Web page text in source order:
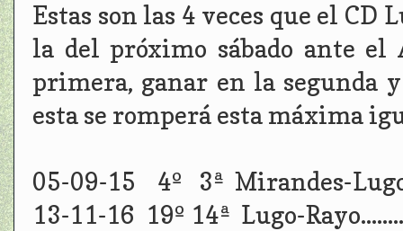
Estas son las 4 veces que el
la del próximo sábado ante el
primera, ganar en la segunda
esta se romperá esta máxima
05-09-15 4º 3ª Mirandes-
13-11-16 19º 14ª Lugo-